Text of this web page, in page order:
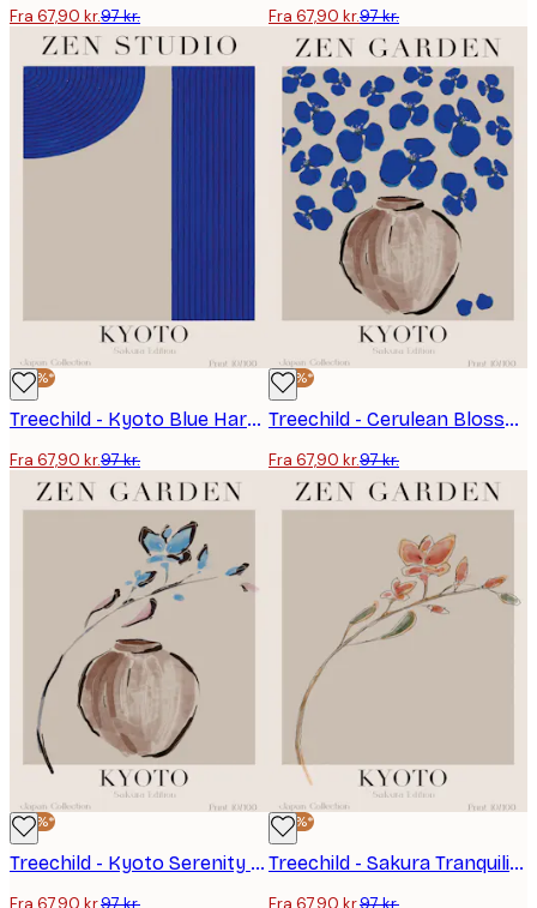
Fra 67,90 kr.97 kr. Fra 67,90 kr.97 kr.
-30%*
Treechild - Kyoto Blue Harmony Plakat
Fra 67,90 kr.97 kr.
-30%*
Treechild - Cerulean Blossoms Plakat
Fra 67,90 kr.97 kr.
-30%*
Treechild - Kyoto Serenity Plakat
-30%*
Treechild - Sakura Tranquility Plakat